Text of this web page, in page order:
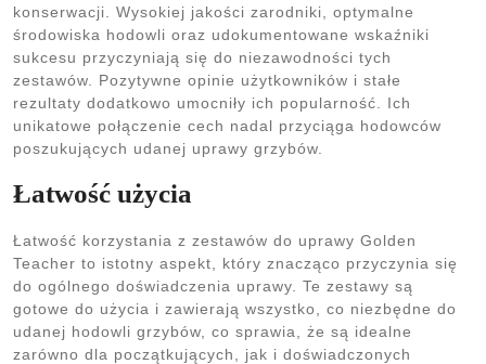
konserwacji. Wysokiej jakości zarodniki, optymalne
środowiska hodowli oraz udokumentowane wskaźniki
sukcesu przyczyniają się do niezawodności tych
zestawów. Pozytywne opinie użytkowników i stałe
rezultaty dodatkowo umocniły ich popularność. Ich
unikatowe połączenie cech nadal przyciąga hodowców
poszukujących udanej uprawy grzybów.
Łatwość użycia
Łatwość korzystania z zestawów do uprawy Golden
Teacher to istotny aspekt, który znacząco przyczynia się
do ogólnego doświadczenia uprawy. Te zestawy są
gotowe do użycia i zawierają wszystko, co niezbędne do
udanej hodowli grzybów, co sprawia, że są idealne
zarówno dla początkujących, jak i doświadczonych